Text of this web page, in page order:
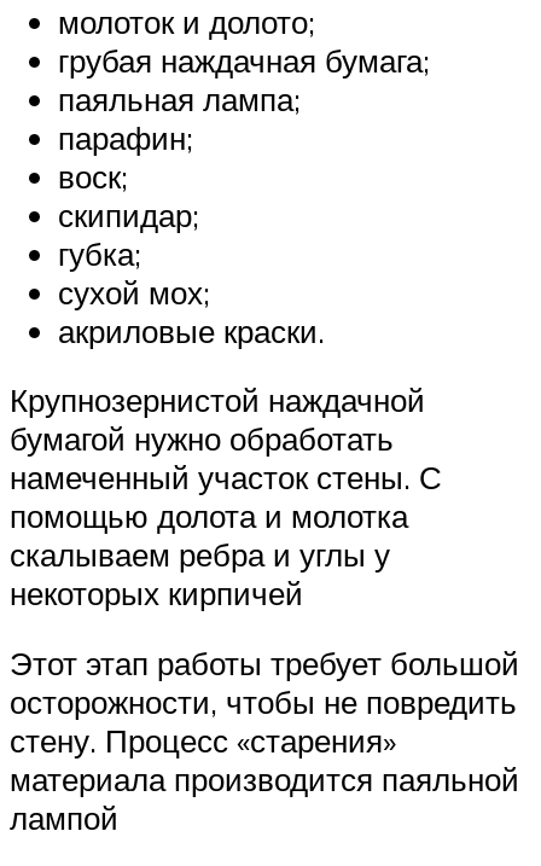
молоток и долото;
грубая наждачная бумага;
паяльная лампа;
парафин;
воск;
скипидар;
губка;
сухой мох;
акриловые краски.
Крупнозернистой наждачной
бумагой нужно обработать
намеченный участок стены. С
помощью долота и молотка
скалываем ребра и углы у
некоторых кирпичей
Этот этап работы требует большой
осторожности, чтобы не повредить
стену. Процесс «старения»
материала производится паяльной
лампой